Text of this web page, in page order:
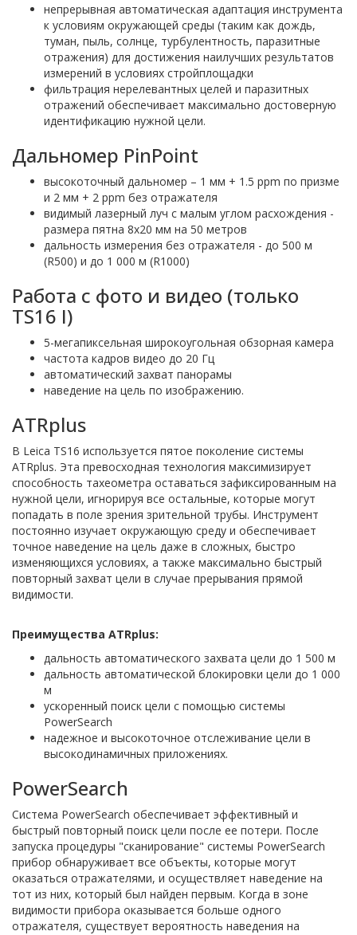
непрерывная автоматическая адаптация инструмента
к условиям окружающей среды (таким как дождь,
туман, пыль, солнце, турбулентность, паразитные
отражения) для достижения наилучших результатов
измерений в условиях стройплощадки
фильтрация нерелевантных целей и паразитных
отражений обеспечивает максимально достоверную
идентификацию нужной цели.
Дальномер PinPoint
высокоточный дальномер – 1 мм + 1.5 ppm по призме
и 2 мм + 2 ppm без отражателя
видимый лазерный луч с малым углом расхождения -
размера пятна 8x20 мм на 50 метров
дальность измерения без отражателя - до 500 м
(R500) и до 1 000 м (R1000)
Работа с фото и видео (только
TS16 I)
5-мегапиксельная широкоугольная обзорная камера
частота кадров видео до 20 Гц
автоматический захват панорамы
наведение на цель по изображению.
ATRplus
В Leica TS16 используется пятое поколение системы
ATRplus. Эта превосходная технология максимизирует
способность тахеометра оставаться зафиксированным на
нужной цели, игнорируя все остальные, которые могут
попадать в поле зрения зрительной трубы. Инструмент
постоянно изучает окружающую среду и обеспечивает
точное наведение на цель даже в сложных, быстро
изменяющихся условиях, а также максимально быстрый
повторный захват цели в случае прерывания прямой
видимости.
Преимущества ATRplus:
дальность автоматического захвата цели до 1 500 м
дальность автоматической блокировки цели до 1 000
м
ускоренный поиск цели с помощью системы
PowerSearch
надежное и высокоточное отслеживание цели в
высокодинамичных приложениях.
PowerSearch
Система PowerSearch обеспечивает эффективный и
быстрый повторный поиск цели после ее потери. После
запуска процедуры "сканирование" системы PowerSearch
прибор обнаруживает все объекты, которые могут
оказаться отражателями, и осуществляет наведение на
тот из них, который был найден первым. Когда в зоне
видимости прибора оказывается больше одного
отражателя, существует вероятность наведения на